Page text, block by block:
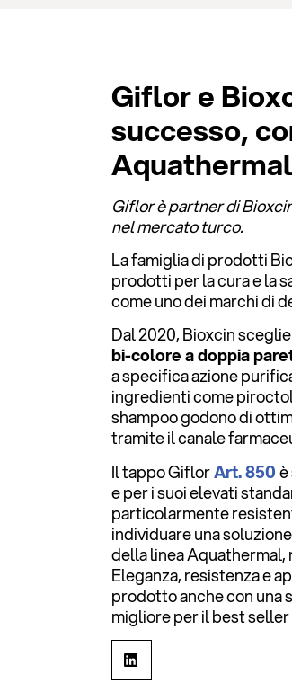
Giflor e
successo,
Giflor è partner di
nel mercato turco.
La famiglia di prodotti
prodotti per la cura e la
come uno dei marchi di
Dal 2020, Bioxcin
bi-colore a doppia
a specifica azione
ingredienti come
shampoo godono di
tramite il canale
Il tappo GiflorArt. 850
e per i suoi elevati
particolarmente
individuare una
della linea Aquathermal,
Eleganza, resistenza e
prodotto anche con una
migliore per il best seller